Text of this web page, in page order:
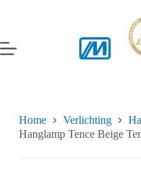
inhoud
Home Verlichting
Hanglamp Tence Beige